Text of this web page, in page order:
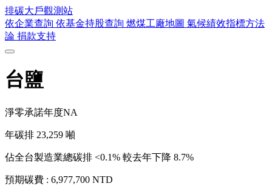
排碳大戶觀測站
依企業查詢 依基金持股查詢 燃煤工廠地圖 氣候績效指標方法
論 捐款支持
台鹽
淨零承諾年度NA
年碳排 23,259 噸
佔全台製造業總碳排 <0.1% 較去年下降 8.7%
預期碳費 : 6,977,700 NTD